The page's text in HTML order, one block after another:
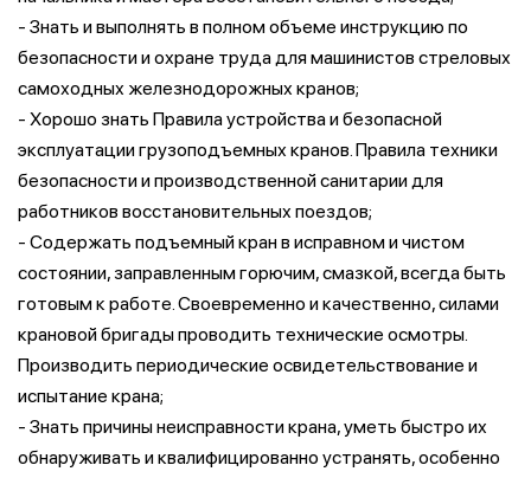
- Знать и выполнять в полном объеме инструкцию по
безопасности и охране труда для машинистов стреловых
самоходных железнодорожных кранов;
- Хорошо знать Правила устройства и безопасной
эксплуатации грузоподъемных кранов. Правила техники
безопасности и производственной санитарии для
работников восстановительных поездов;
- Содержать подъемный кран в исправном и чистом
состоянии, заправленным горючим, смазкой, всегда быть
готовым к работе. Своевременно и качественно, силами
крановой бригады проводить технические осмотры.
Производить периодические освидетельствование и
испытание крана;
- Знать причины неисправности крана, уметь быстро их
обнаруживать и квалифицированно устранять, особенно